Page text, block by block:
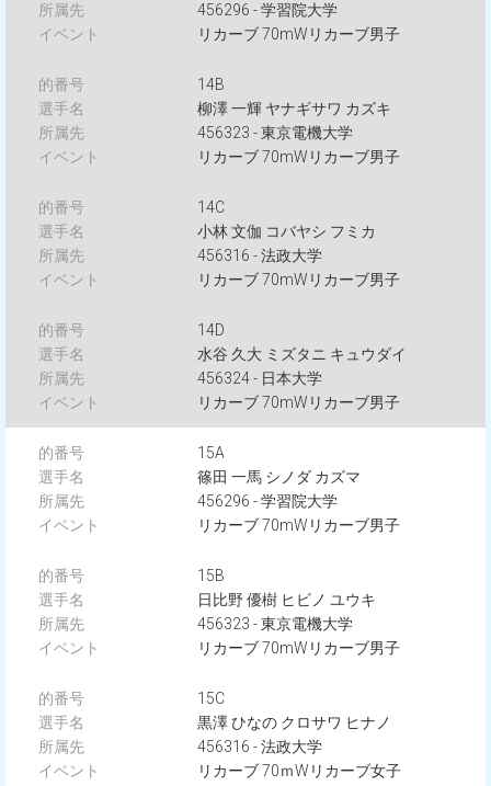
456296 - 学習院大学
リカーブ 70mWリカーブ男子
14B
柳澤 一輝 ヤナギサワ カズキ
456323 - 東京電機大学
リカーブ 70mWリカーブ男子
14C
小林 文伽 コバヤシ フミカ
456316 - 法政大学
リカーブ 70mWリカーブ男子
14D
水谷 久大 ミズタニ キュウダイ
456324 - 日本大学
リカーブ 70mWリカーブ男子
15A
篠田 一馬 シノダ カズマ
456296 - 学習院大学
リカーブ 70mWリカーブ男子
15B
日比野 優樹 ヒビノ ユウキ
456323 - 東京電機大学
リカーブ 70mWリカーブ男子
15C
黒澤 ひなの クロサワ ヒナノ
456316 - 法政大学
リカーブ 70ｍWリカーブ女子